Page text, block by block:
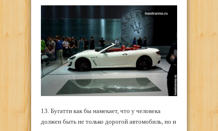
13. Бугатти как бы намекает, что у человека
должен быть не только дорогой автомобиль, но и